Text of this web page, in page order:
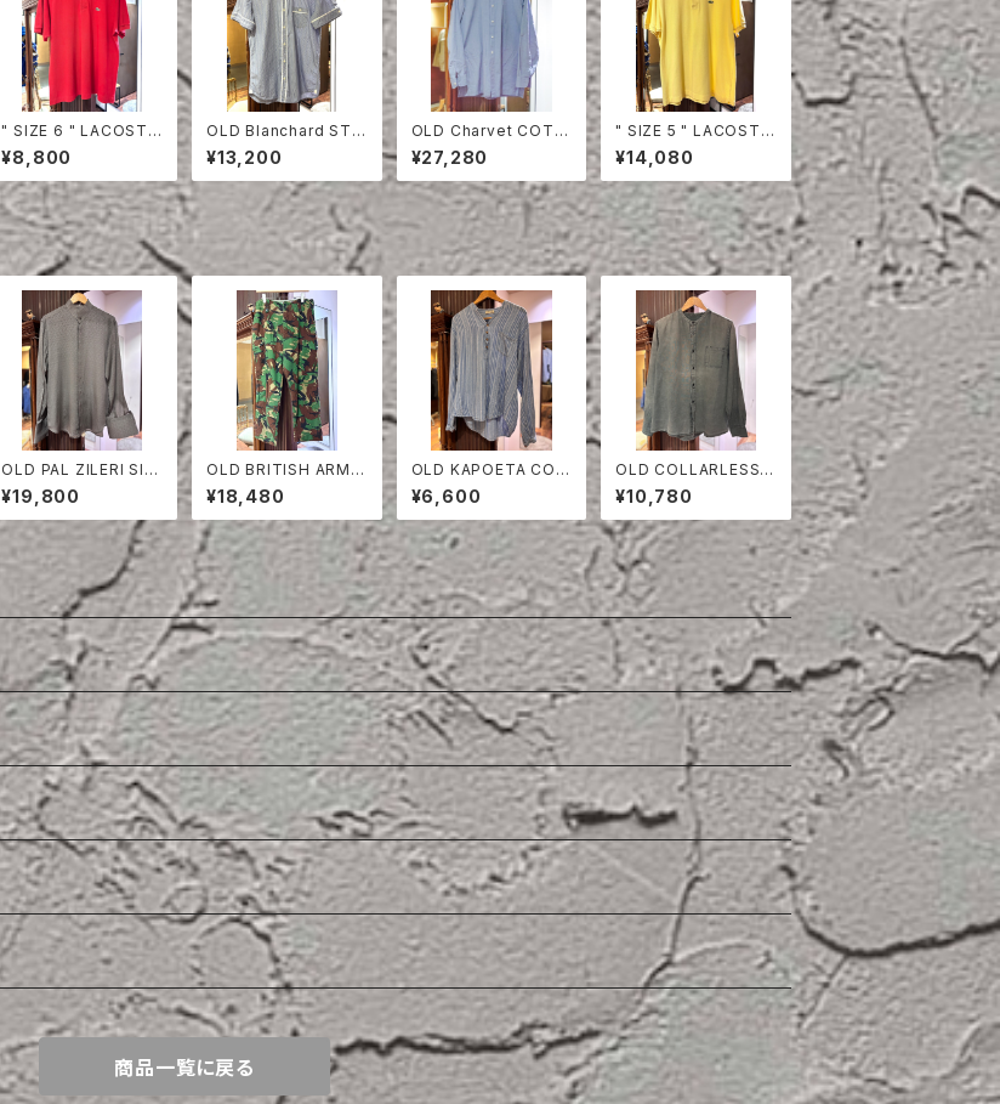
" SIZE 6 " LACOSTE
POLO SHIRT RED
¥8,800
OLD Blanchard STRI
PE COTTON HALF S
LEEVE SHIRT
¥13,200
OLD Charvet COTT
ON SHIRT
¥27,280
" SIZE 5 " LACOSTE
POLO SHIRT YELLO
W
¥14,080
OLD PAL ZILERI SIL
K SHIRT
¥19,800
OLD BRITISH ARMY
CAMOUFLAGE TRO
USERS
¥18,480
OLD KAPOETA COT
TON PULLOVER SHI
RT
¥6,600
OLD COLLARLESS S
HIRT
¥10,780
商品一覧に戻る